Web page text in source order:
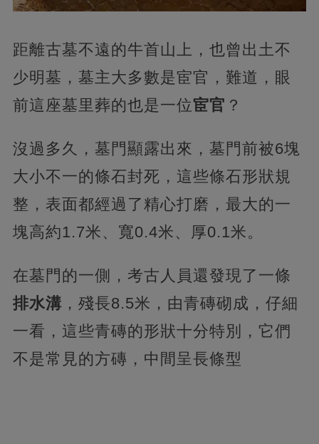
距離古墓不遠的牛首山上， 也曾出土不
少明墓，墓主大多數是宦官，難道，眼
前這座墓里葬的也是一位宦官 ？
沒過多久，墓門顯露出來，墓門前被6塊
大小不一的條石封死，這些條石形狀規
整，表面都經過了精心打磨， 最大的一
塊高約1.7米、寬0.4米、厚0.1米。
在墓門的一側，考古人員還發現了一條
排水溝 ，殘長8.5米，由青磚砌成，仔細
一看，這些青磚的形狀十分特別，它們
不是常見的方磚，中間呈長條型